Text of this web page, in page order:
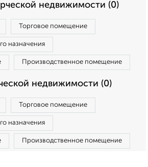
недвижимости (0)
Торговое помещение
назначения
Производственное помещение
недвижимости (0)
Торговое помещение
назначения
Производственное помещение